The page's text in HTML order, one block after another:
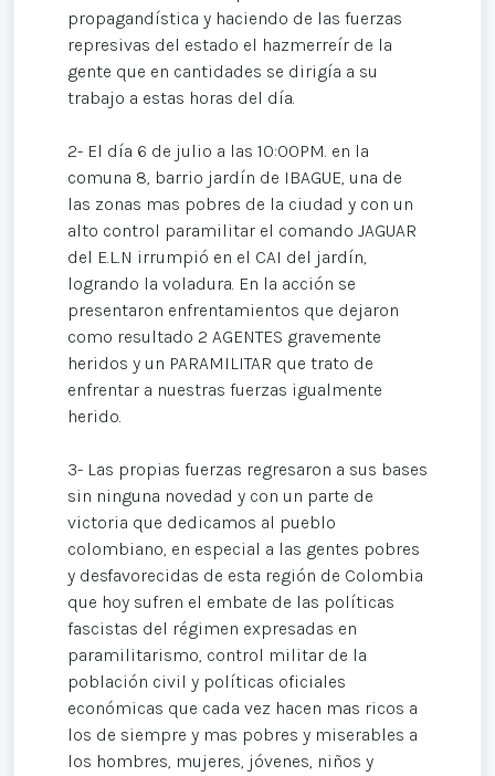
propagandística y haciendo de las fuerzas
represivas del estado el hazmerreír de la
gente que en cantidades se dirigía a su
trabajo a estas horas del día.
2- El día 6 de julio a las 10:00PM. en la
comuna 8, barrio jardín de IBAGUE, una de
las zonas mas pobres de la ciudad y con un
alto control paramilitar el comando JAGUAR
del E.L.N irrumpió en el CAI del jardín,
logrando la voladura. En la acción se
presentaron enfrentamientos que dejaron
como resultado 2 AGENTES gravemente
heridos y un PARAMILITAR que trato de
enfrentar a nuestras fuerzas igualmente
herido.
3- Las propias fuerzas regresaron a sus bases
sin ninguna novedad y con un parte de
victoria que dedicamos al pueblo
colombiano, en especial a las gentes pobres
y desfavorecidas de esta región de Colombia
que hoy sufren el embate de las políticas
fascistas del régimen expresadas en
paramilitarismo, control militar de la
población civil y políticas oficiales
económicas que cada vez hacen mas ricos a
los de siempre y mas pobres y miserables a
los hombres, mujeres, jóvenes, niños y